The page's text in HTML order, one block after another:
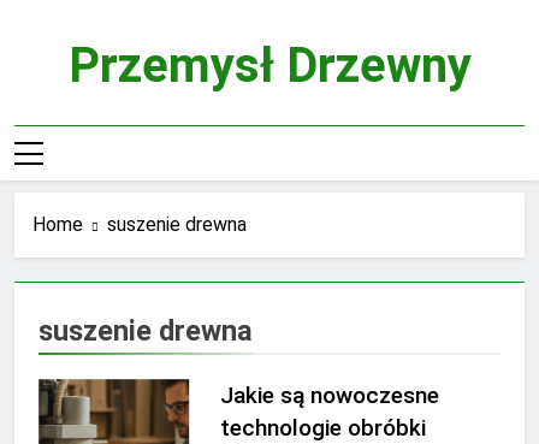
Przemysł Drzewny
Home suszenie drewna
suszenie drewna
Jakie są nowoczesne
technologie obróbki